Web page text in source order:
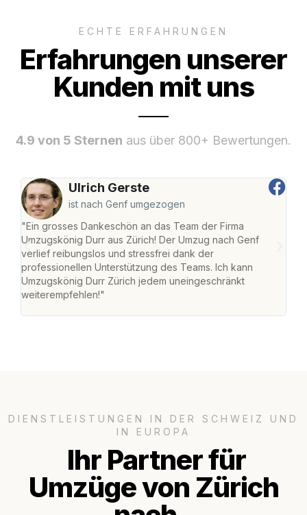
ECHTE ERFAHRUNGEN
Erfahrungen unserer
Kunden mit uns
4.9 von 5 Sternen aus über 800+ Bewertungen.
Ulrich Gerste
ist nach Genf umgezogen
"Ein grosses Dankeschön an das Team der Firma
Umzugskönig Durr aus Zürich! Der Umzug nach Genf
verlief reibungslos und stressfrei dank der
professionellen Unterstützung des Teams. Ich kann
Umzugskönig Durr Zürich jedem uneingeschränkt
weiterempfehlen!"
DIENSTLEISTUNGEN IN DER SCHWEIZ UND
IN EUROPA
Ihr Partner für
Umzüge von Zürich